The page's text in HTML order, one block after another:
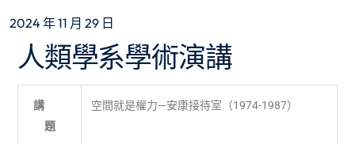
2024 年 11 月 29 日
人類學系學術演講
講
題
空間就是權力—安康接待室（1974-1987）